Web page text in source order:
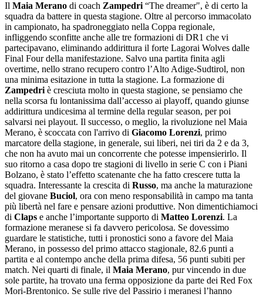
Il Maia Merano di coach Zampedri“The dreamer", è di certo la
squadra da battere in questa stagione. Oltre al percorso immacolato
in campionato, ha spadroneggiato nella Coppa regionale,
infliggendo sconfitte anche alle tre formazioni di DR1 che vi
partecipavano, eliminando addirittura il forte Lagorai Wolves dalle
Final Four della manifestazione. Salvo una partita finita agli
overtime, nello strano recupero contro l’Alto Adige-Sudtirol, non
una minima esitazione in tutta la stagione. La formazione di
Zampedriè cresciuta molto in questa stagione, se pensiamo che
nella scorsa fu lontanissima dall’accesso ai playoff, quando giunse
addirittura undicesima al termine della regular season, per poi
salvarsi nei playout. Il successo, o meglio, la rivoluzione nel Maia
Merano, è scoccata con l'arrivo di Giacomo Lorenzi, primo
marcatore della stagione, in generale, sui liberi, nei tiri da 2 e da 3,
che non ha avuto mai un concorrente che potesse impensierirlo. Il
suo ritorno a casa dopo tre stagioni di livello in serie C con i Piani
Bolzano, è stato l’effetto scatenante che ha fatto crescere tutta la
squadra. Interessante la crescita di Russo, ma anche la maturazione
del giovane Buciol, ora con meno responsabilità in campo ma tanta
più libertà nel fare e pensare azioni produttive. Non dimentichiamoci
di Claps e anche l’importante supporto di Matteo Lorenzi. La
formazione meranese si fa davvero pericolosa. Se dovessimo
guardare le statistiche, tutti i pronostici sono a favore del Maia
Merano, in possesso del primo attacco stagionale, 82.6 punti a
partita e al contempo anche della prima difesa, 56 punti subiti per
match. Nei quarti di finale, il Maia Merano, pur vincendo in due
sole partite, ha trovato una ferma opposizione da parte dei Red Fox
Mori-Brentonico. Se sulle rive del Passirio i meranesi l’hanno